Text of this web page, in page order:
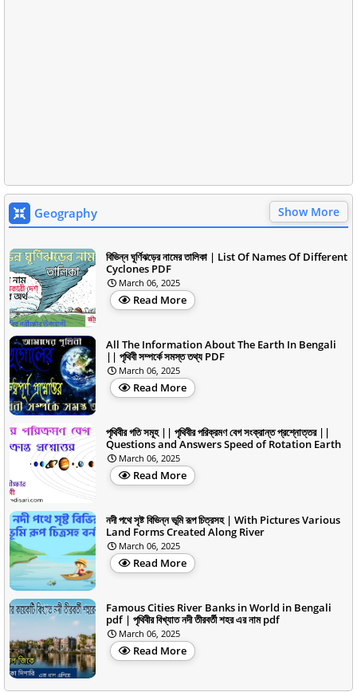
Geography Show More
বিভিন্ন ঘূর্ণিঝড়ের নামের তালিকা | List Of Names Of Different
Cyclones PDF
March 06, 2025
Read More
All The Information About The Earth In Bengali
|| পৃথিবী সম্পর্কে সমস্ত তথ্য PDF
March 06, 2025
Read More
পৃথিবীর গতি সমূহ || পৃথিবীর পরিক্রমণ বেগ সংক্রান্ত প্রশ্নোত্তর ||
Questions and Answers Speed of Rotation Earth
March 06, 2025
Read More
নদী পথে সৃষ্ট বিভিন্ন ভূমি রূপ চিত্রসহ | With Pictures Various
Land Forms Created Along River
March 06, 2025
Read More
Famous Cities River Banks in World in Bengali
pdf | পৃথিবীর বিখ্যাত নদী তীরবর্তী শহর এর নাম pdf
March 06, 2025
Read More